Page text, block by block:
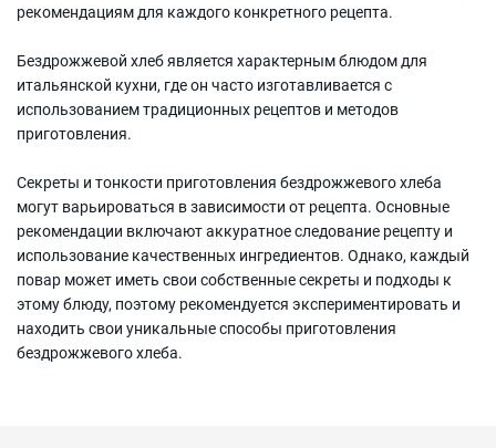
рекомендациям для каждого конкретного рецепта.
Бездрожжевой хлеб является характерным блюдом для
итальянской кухни, где он часто изготавливается с
использованием традиционных рецептов и методов
приготовления.
Секреты и тонкости приготовления бездрожжевого хлеба
могут варьироваться в зависимости от рецепта. Основные
рекомендации включают аккуратное следование рецепту и
использование качественных ингредиентов. Однако, каждый
повар может иметь свои собственные секреты и подходы к
этому блюду, поэтому рекомендуется экспериментировать и
находить свои уникальные способы приготовления
бездрожжевого хлеба.